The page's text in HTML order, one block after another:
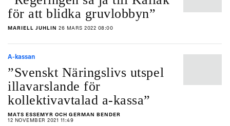
för att blidka gruvlobbyn”
MARIELL JUHLIN 26 MARS 2022 08:00
A-kassan
”Svenskt Näringslivs utspel
illavarslande för
kollektivavtalad a-kassa”
MATS ESSEMYR OCH GERMAN BENDER
12 NOVEMBER 2021 11:49